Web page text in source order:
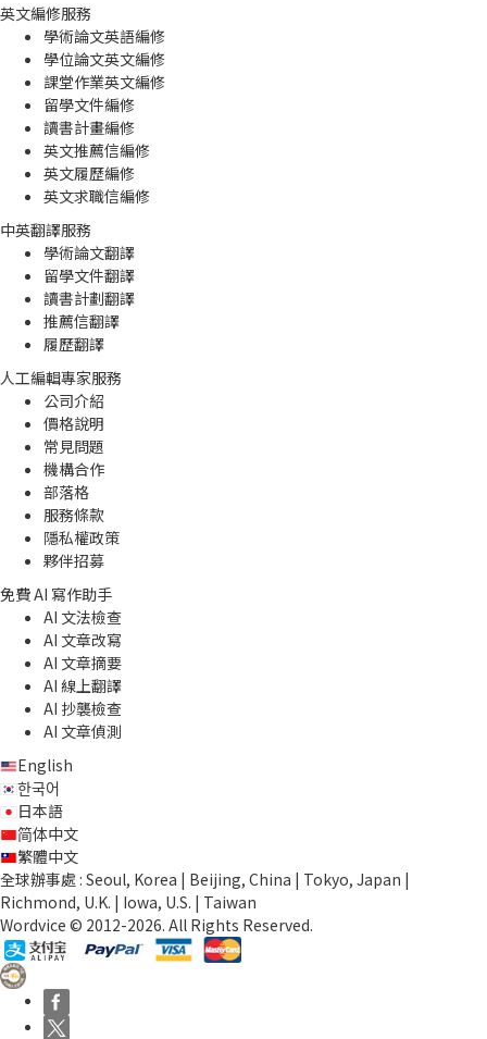
英文編修服務
學術論文英語編修
學位論文英文編修
課堂作業英文編修
留學文件編修
讀書計畫編修
英文推薦信編修
英文履歷編修
英文求職信編修
中英翻譯服務
學術論文翻譯
留學文件翻譯
讀書計劃翻譯
推薦信翻譯
履歷翻譯
人工編輯專家服務
公司介紹
價格說明
常見問題
機構合作
部落格
服務條款
隱私權政策
夥伴招募
免費 AI 寫作助手
AI 文法檢查
AI 文章改寫
AI 文章摘要
AI 線上翻譯
AI 抄襲檢查
AI 文章偵測
English
한국어
日本語
简体中文
繁體中文
全球辦事處 : Seoul, Korea | Beijing, China | Tokyo, Japan |
Richmond, U.K. | Iowa, U.S. | Taiwan
Wordvice © 2012-2026. All Rights Reserved.